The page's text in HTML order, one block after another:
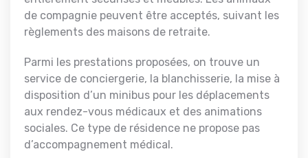
de compagnie peuvent être acceptés, suivant les
règlements des maisons de retraite.
Parmi les prestations proposées, on trouve un
service de conciergerie, la blanchisserie, la mise à
disposition d’un minibus pour les déplacements
aux rendez-vous médicaux et des animations
sociales. Ce type de résidence ne propose pas
d’accompagnement médical.